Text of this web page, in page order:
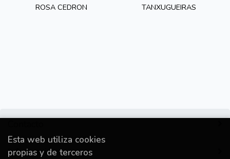
ROSA CEDRON TANXUGUEIRAS
Información
Esta web utiliza cookies
propias y de terceros